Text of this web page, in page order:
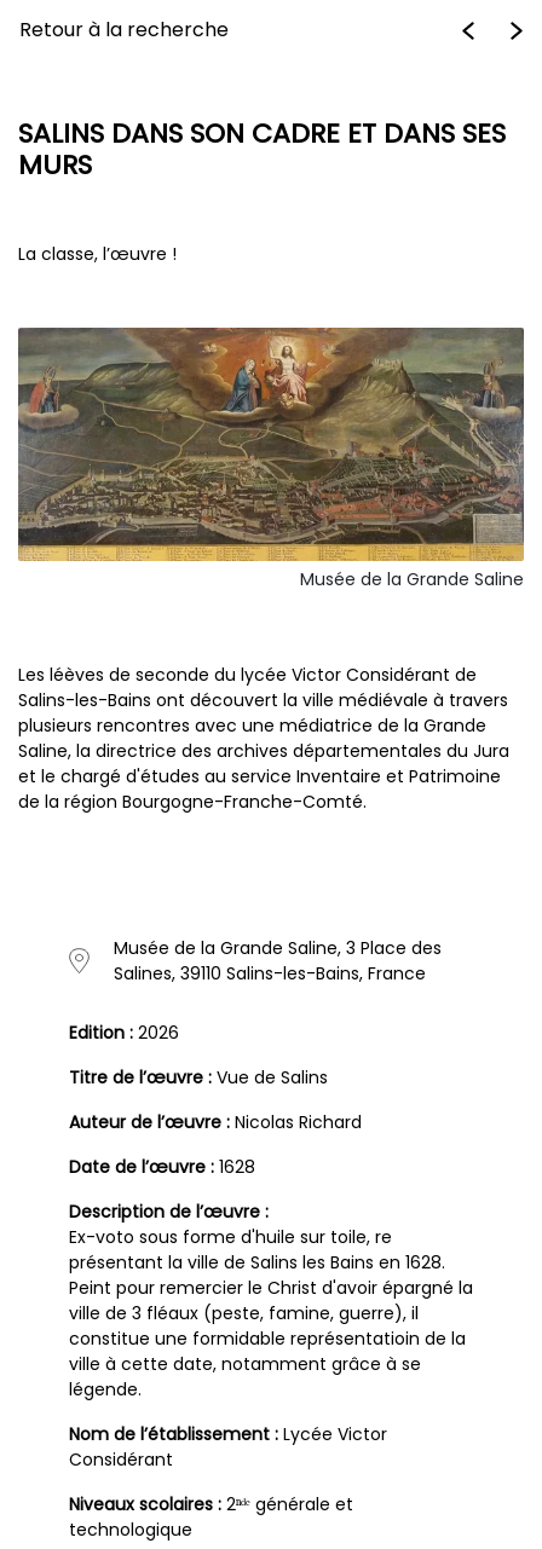
Retour à la recherche
SALINS DANS SON CADRE ET DANS SES
MURS
La classe, l’œuvre !
Musée de la Grande Saline
Les léèves de seconde du lycée Victor Considérant de
Salins-les-Bains ont découvert la ville médiévale à travers
plusieurs rencontres avec une médiatrice de la Grande
Saline, la directrice des archives départementales du Jura
et le chargé d'études au service Inventaire et Patrimoine
de la région Bourgogne-Franche-Comté.
Musée de la Grande Saline, 3 Place des
Salines, 39110 Salins-les-Bains, France
Edition : 2026
Titre de l’œuvre : Vue de Salins
Auteur de l’œuvre : Nicolas Richard
Date de l’œuvre : 1628
Description de l’œuvre :
Ex-voto sous forme d'huile sur toile, re
présentant la ville de Salins les Bains en 1628.
Peint pour remercier le Christ d'avoir épargné la
ville de 3 fléaux (peste, famine, guerre), il
constitue une formidable représentatioin de la
ville à cette date, notamment grâce à se
légende.
Nom de l’établissement : Lycée Victor
Considérant
Niveaux scolaires : 2ⁿᵈᵉ générale et
technologique